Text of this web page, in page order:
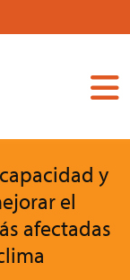
y
el
afectadas